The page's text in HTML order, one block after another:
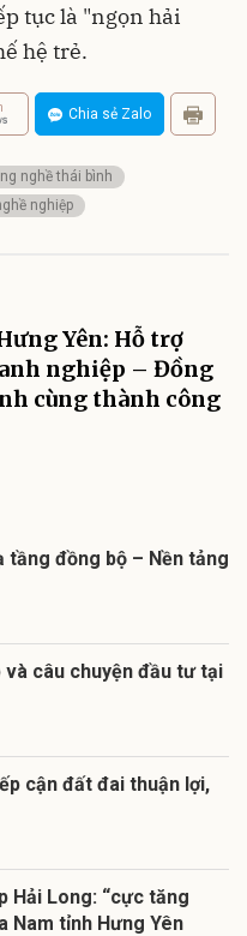
tục là "ngọn hải
hệ trẻ.
Chia sẻ Zalo
nghề thái bình
nghiệp
Yên: Hỗ trợ
nghiệp – Đồng
cùng thành công
tầng đồng bộ – Nền tảng
và câu chuyện đầu tư tại
cận đất đai thuận lợi,
Hải Long: “cực tăng
Nam tỉnh Hưng Yên